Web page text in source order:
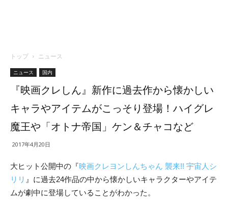
トップ ニュース
ニュース 国内
『映画クレしん』新作に過去作から懐かしい
キャラやアイテムがこっそり登場！ハイグレ
魔王や「オトナ帝国」ケン＆チャコなど
2017年4月20日
大ヒット公開中の『映画クレヨンしんちゃん 襲来!! 宇宙人シ
リリ 』に過去24作品の中から懐かしいキャラクターやアイテ
ムが劇中に登場していることがわかった。